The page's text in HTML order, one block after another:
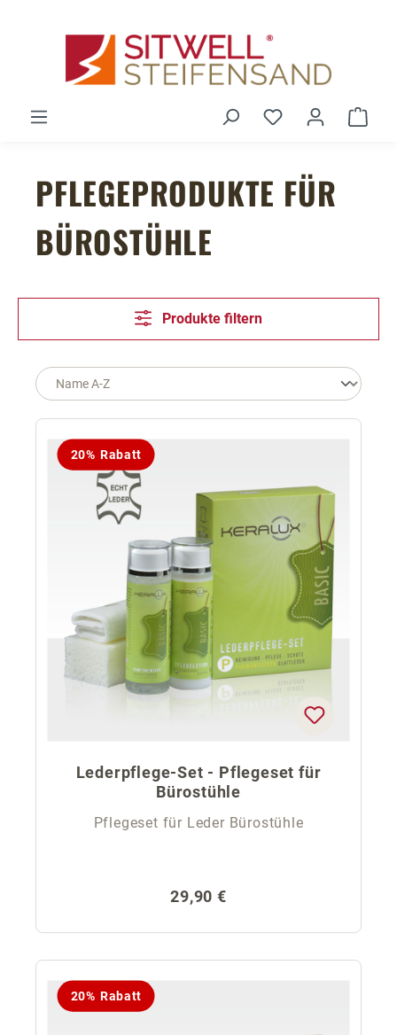
Du hast 0
PFLEGEPRODUKTE FÜR
BÜROSTÜHLE
Produkte filtern
20% Rabatt
Lederpflege-Set - Pflegeset für
Bürostühle
Pflegeset für Leder Bürostühle
Regulärer Preis:
29,90 €
20% Rabatt